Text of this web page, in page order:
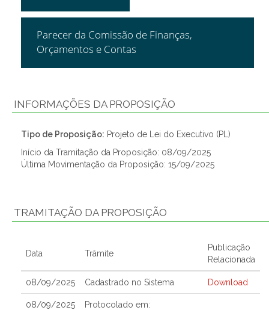
Parecer da Comissão de Finanças,
Orçamentos e Contas
INFORMAÇÕES DA PROPOSIÇÃO
Tipo de Proposição: Projeto de Lei do Executivo (PL)
Início da Tramitação da Proposição: 08/09/2025
Última Movimentação da Proposição: 15/09/2025
TRAMITAÇÃO DA PROPOSIÇÃO
Data Trâmite
Publicação
Relacionada
08/09/2025 Cadastrado no Sistema Download
08/09/2025
Protocolado em: